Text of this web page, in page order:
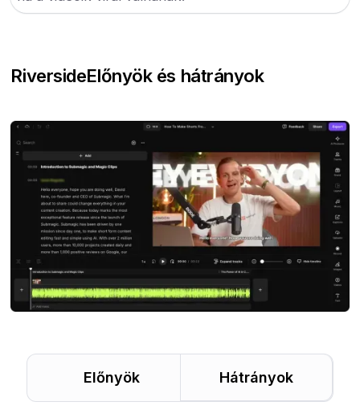
RiversideElőnyök és hátrányok
Előnyök Hátrányok